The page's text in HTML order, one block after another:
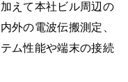
えて本社ビル周辺の
外の電波伝搬測定、
ム性能や端末の接続